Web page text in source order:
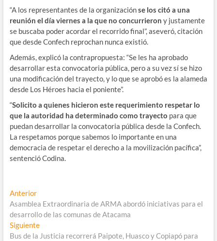
“A los representantes de la organizaciónse los citó a una
reunión el día viernes a la que no concurrieron y justamente
se buscaba poder acordar el recorrido final”, aseveró, citación
que desde Confech reprochan nunca existió.
Además, explicó la contrapropuesta: “Se les ha aprobado
desarrollar esta convocatoria pública, pero a su vez sí se hizo
una modificación del trayecto, y lo que se aprobó es la alameda
desde Los Héroes hacia el poniente”.
“Solicito a quienes hicieron este requerimiento respetar lo
que la autoridad ha determinado como trayecto para que
puedan desarrollar la convocatoria pública desde la Confech.
La respetamos porque sabemos lo importante en una
democracia de respetar el derecho a la movilización pacífica”,
sentenció Codina.
Navegación
de
entradas
AnteriorEntrada
anterior:
Asamblea Extraordinaria de ARMA abordó iniciativas para el
desarrollo de las comunas de Atacama
SiguienteEntrada
siguiente:
Bus de la Justicia recorrerá Paipote, Huasco y Copiapó para